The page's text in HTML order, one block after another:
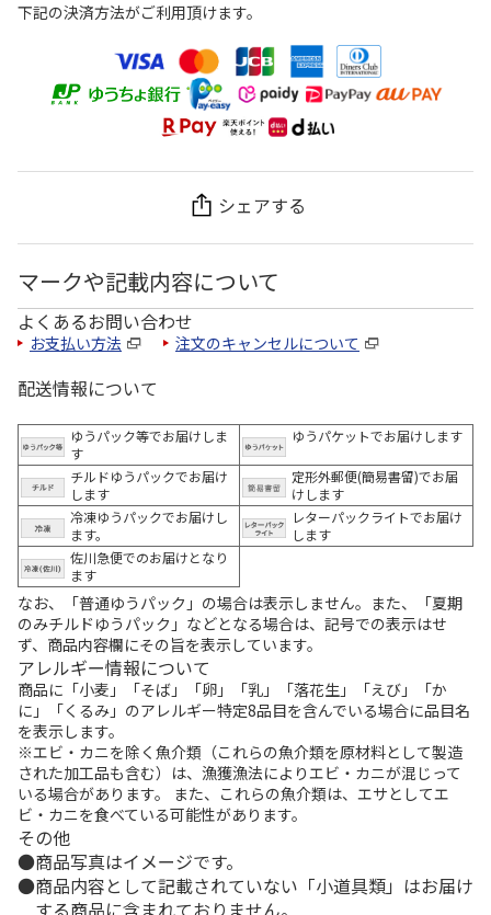
下記の決済方法がご利用頂けます。
シェアする
マークや記載内容について
よくあるお問い合わせ
お支払い方法 注文のキャンセルについて
配送情報について
ゆうパック等でお届けしま
す
ゆうパケットでお届けします
チルドゆうパックでお届け
します
定形外郵便(簡易書留)でお届
けします
冷凍ゆうパックでお届けし
ます。
レターパックライトでお届け
します
佐川急便でのお届けとなり
ます
なお、「普通ゆうパック」の場合は表示しません。また、「夏期
のみチルドゆうパック」などとなる場合は、記号での表示はせ
ず、商品内容欄にその旨を表示しています。
アレルギー情報について
商品に「小麦」「そば」「卵」「乳」「落花生」「えび」「か
に」「くるみ」のアレルギー特定8品目を含んでいる場合に品目名
を表示します。
※エビ・カニを除く魚介類（これらの魚介類を原材料として製造
された加工品も含む）は、漁獲漁法によりエビ・カニが混じって
いる場合があります。 また、これらの魚介類は、エサとしてエ
ビ・カニを食べている可能性があります。
その他
商品写真はイメージです。
商品内容として記載されていない「小道具類」はお届け
する商品に含まれておりません。